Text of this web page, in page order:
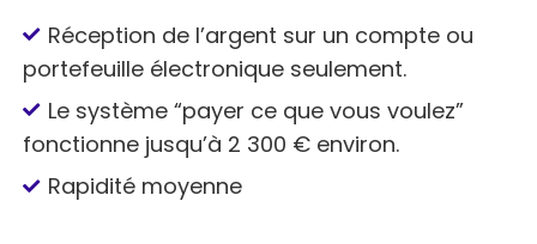
Réception de l’argent sur un compte ou
portefeuille électronique seulement.
Le système “payer ce que vous voulez”
fonctionne jusqu’à 2 300 € environ.
Rapidité moyenne